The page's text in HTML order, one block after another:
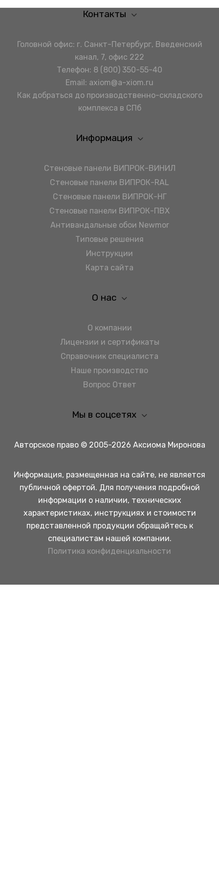
Контакты
Головной офис: г. Санкт-Петербург, Введенский
канал, 7, офис 222
Телефон: 8 (800) 350-55-40
Email: axiom@a-xiom.ru
Как добраться до производственно-складского
комплекса в СПб
Информация
Стеновые панели ВИПРОК-ВИНИЛ
Стеновые панели ВИПРОК-RAL
Стеновые панели ВИПРОК-НГ
Стеновые панели ВИПРОК-ПВХ
Антивандальные обои Newmor
Типовые решения
Инструкции
Карта сайта
О нас
О компании
Лицензии и сертификаты
Справочник специалиста
Наше производство
Вопрос Ответ
Мы в соцсетях
Авторское право © 2005-2026 Аксиома Миронова
Информация, размещенная на сайте, не является
публичной офертой. Для получения подробной
информации о наличии, технических
характеристиках, инструкциях и стоимости
представленной продукции обращайтесь к
специалистам нашей компании.
Политика конфиденциальности